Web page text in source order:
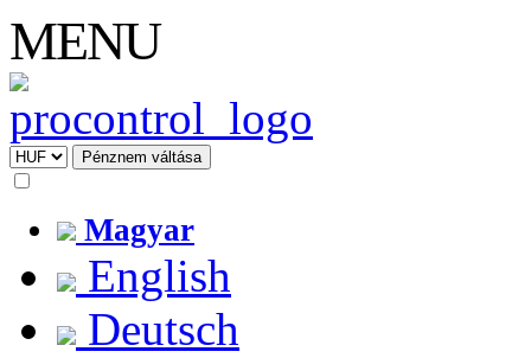
MENU
Magyar
English
Deutsch